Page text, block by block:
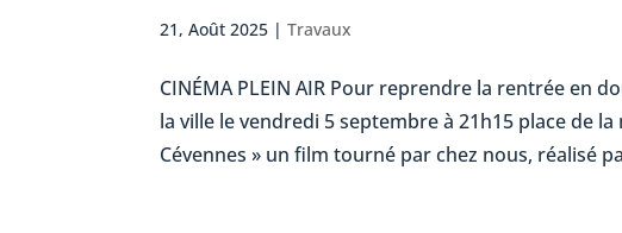
21, Août 2025 |Travaux
CINÉMA PLEIN AIR Pour reprendre la rentrée en
la ville le vendredi 5 septembre à 21h15 place de
Cévennes » un film tourné par chez nous, réalisé